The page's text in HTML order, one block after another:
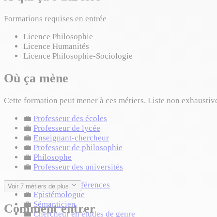
Formations requises en entrée
Licence Philosophie
Licence Humanités
Licence Philosophie-Sociologie
Où ça mène
Cette formation peut mener à ces métiers. Liste non
💼 Professeur des écoles
💼 Professeur de lycée
💼 Enseignant-chercheur
💼 Professeur de philosophie
💼 Philosophe
💼 Professeur des universités
💼 Maître de conférences
💼 Épistémologue
💼 Sémanticien
💼 Chercheur en études de genre
Voir 7 métiers de plus
Comment entrer